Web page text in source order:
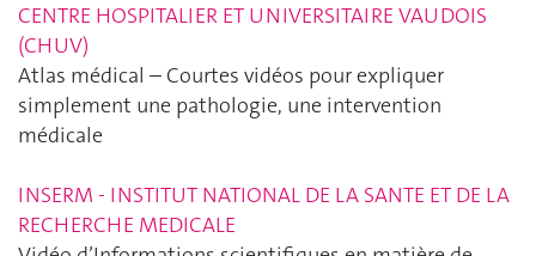
CENTRE HOSPITALIER ET UNIVERSITAIRE VAUDOIS
(CHUV)
Atlas médical – Courtes vidéos pour expliquer
simplement une pathologie, une intervention
médicale
INSERM - INSTITUT NATIONAL DE LA SANTE ET DE LA
RECHERCHE MEDICALE